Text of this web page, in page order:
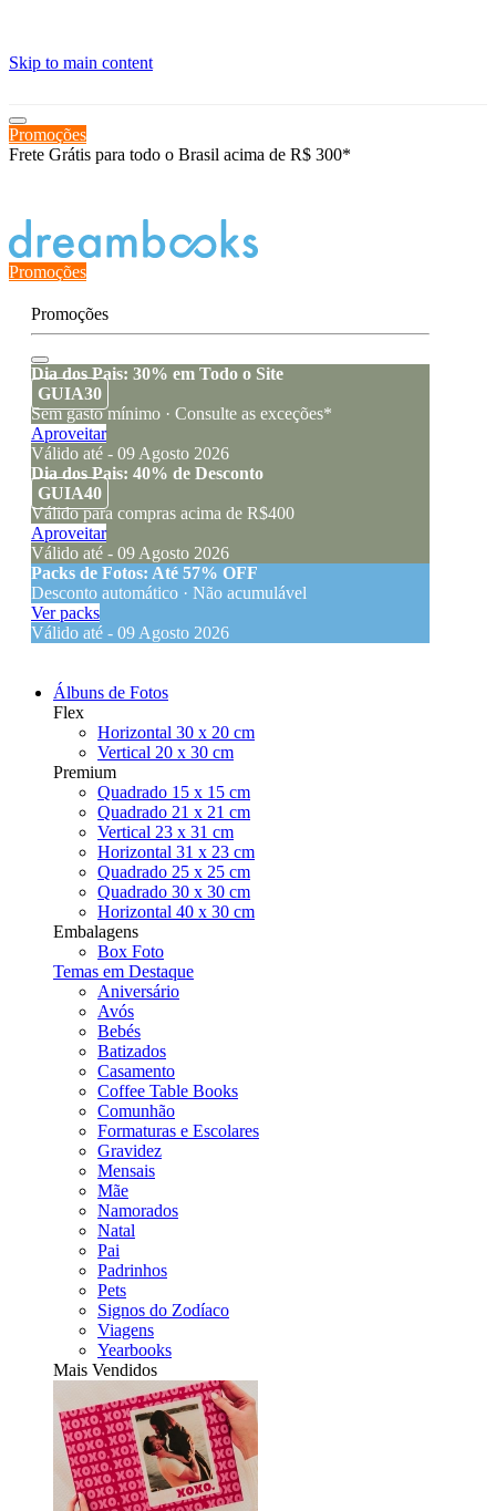
Skip to main content
Promoções
Frete Grátis para todo o Brasil acima de R$ 300*
Promoções
Promoções
Dia dos Pais: 30% em Todo o Site
GUIA30
Sem gasto mínimo · Consulte as exceções*
Aproveitar
Válido até - 09 Agosto 2026
Dia dos Pais: 40% de Desconto
GUIA40
Válido para compras acima de R$400
Aproveitar
Válido até - 09 Agosto 2026
Packs de Fotos: Até 57% OFF
Desconto automático · Não acumulável
Ver packs
Válido até - 09 Agosto 2026
Álbuns de Fotos
Flex
Horizontal 30 x 20 cm
Vertical 20 x 30 cm
Premium
Quadrado 15 x 15 cm
Quadrado 21 x 21 cm
Vertical 23 x 31 cm
Horizontal 31 x 23 cm
Quadrado 25 x 25 cm
Quadrado 30 x 30 cm
Horizontal 40 x 30 cm
Embalagens
Box Foto
Temas em Destaque
Aniversário
Avós
Bebés
Batizados
Casamento
Coffee Table Books
Comunhão
Formaturas e Escolares
Gravidez
Mensais
Mãe
Namorados
Natal
Pai
Padrinhos
Pets
Signos do Zodíaco
Viagens
Yearbooks
Mais Vendidos
≡